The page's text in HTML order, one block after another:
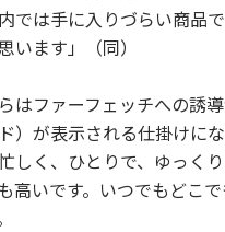
では手に入りづらい商品
います」（同）
はファーフェッチへの誘
）が表示される仕掛けに
しく、ひとりで、ゆっ
高いです。いつでもどこ